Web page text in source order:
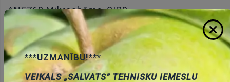
AN5760 Mikroshēma, SIP9
1.37 €
00003072 Artikuls:
AN5760
Noliktavas stāvoklis:
2
***UZMANĪBU!***
VEIKALS „SALVATS” TEHNISKU IEMESLU